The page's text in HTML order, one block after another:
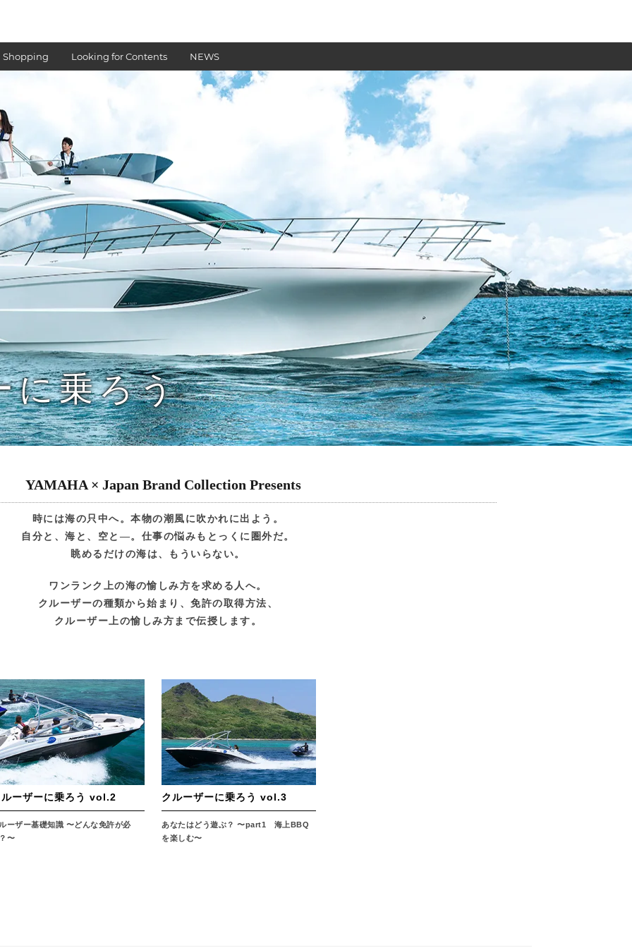
Looking for Contents NEWS
に乗ろう
YAMAHA × Japan Brand Collection Presents
時には海の只中へ。本物の潮風に吹かれに出よう。
自分と、海と、空と―。仕事の悩みもとっくに圏外だ。
眺めるだけの海は、もういらない。
ワンランク上の海の愉しみ方を求める人へ。
クルーザーの種類から始まり、免許の取得方法、
クルーザー上の愉しみ方まで伝授します。
ーザーに乗ろう vol.2
ーザー基礎知識 〜どんな免許が必
〜
クルーザーに乗ろう vol.3
あなたはどう遊ぶ？ 〜part1 海上BBQ
を楽しむ〜